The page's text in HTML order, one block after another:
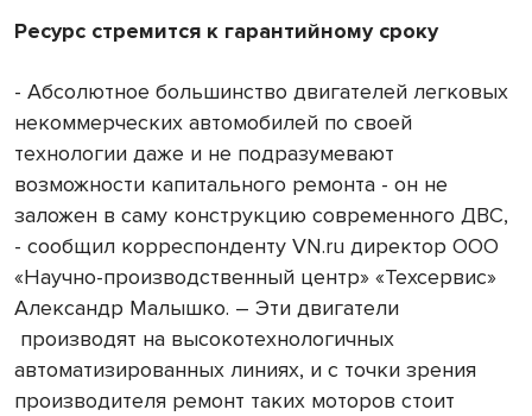
Ресурс стремится к гарантийному сроку
- Абсолютное большинство двигателей легковых
некоммерческих автомобилей по своей
технологии даже и не подразумевают
возможности капитального ремонта - он не
заложен в саму конструкцию современного ДВС,
- сообщил корреспонденту VN.ru директор ООО
«Научно-производственный центр» «Техсервис»
Александр Малышко. – Эти двигатели
производят на высокотехнологичных
автоматизированных линиях, и с точки зрения
производителя ремонт таких моторов стоит